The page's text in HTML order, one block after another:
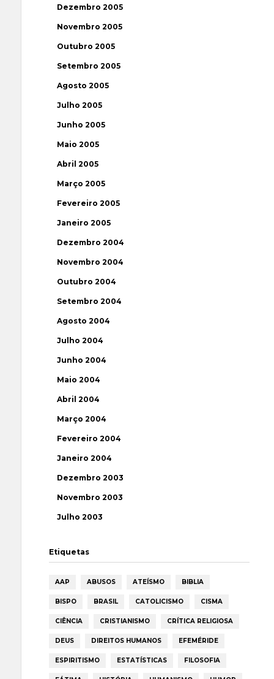
Dezembro 2005
Novembro 2005
Outubro 2005
Setembro 2005
Agosto 2005
Julho 2005
Junho 2005
Maio 2005
Abril 2005
Março 2005
Fevereiro 2005
Janeiro 2005
Dezembro 2004
Novembro 2004
Outubro 2004
Setembro 2004
Agosto 2004
Julho 2004
Junho 2004
Maio 2004
Abril 2004
Março 2004
Fevereiro 2004
Janeiro 2004
Dezembro 2003
Novembro 2003
Julho 2003
Etiquetas
AAP ABUSOS ATEÍSMO BIBLIA
BISPO BRASIL CATOLICISMO CISMA
CIÊNCIA CRISTIANISMO CRÍTICA RELIGIOSA
DEUS DIREITOS HUMANOS EFEMÉRIDE
ESPIRITISMO ESTATÍSTICAS FILOSOFIA